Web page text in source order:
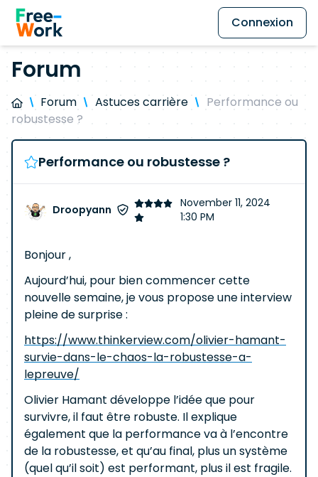
Connexion
Forum
Forum Astuces carrière
Performance ou
robustesse ?
Performance ou robustesse ?
Droopyann
November 11, 2024
1:30 PM
Bonjour ,
Aujourd’hui, pour bien commencer cette
nouvelle semaine, je vous propose une interview
pleine de surprise :
https://www.thinkerview.com/olivier-hamant-
survie-dans-le-chaos-la-robustesse-a-
lepreuve/
Olivier Hamant développe l’idée que pour
survivre, il faut être robuste. Il explique
également que la performance va à l’encontre
de la robustesse, et qu’au final, plus un système
(quel qu’il soit) est performant, plus il est fragile.